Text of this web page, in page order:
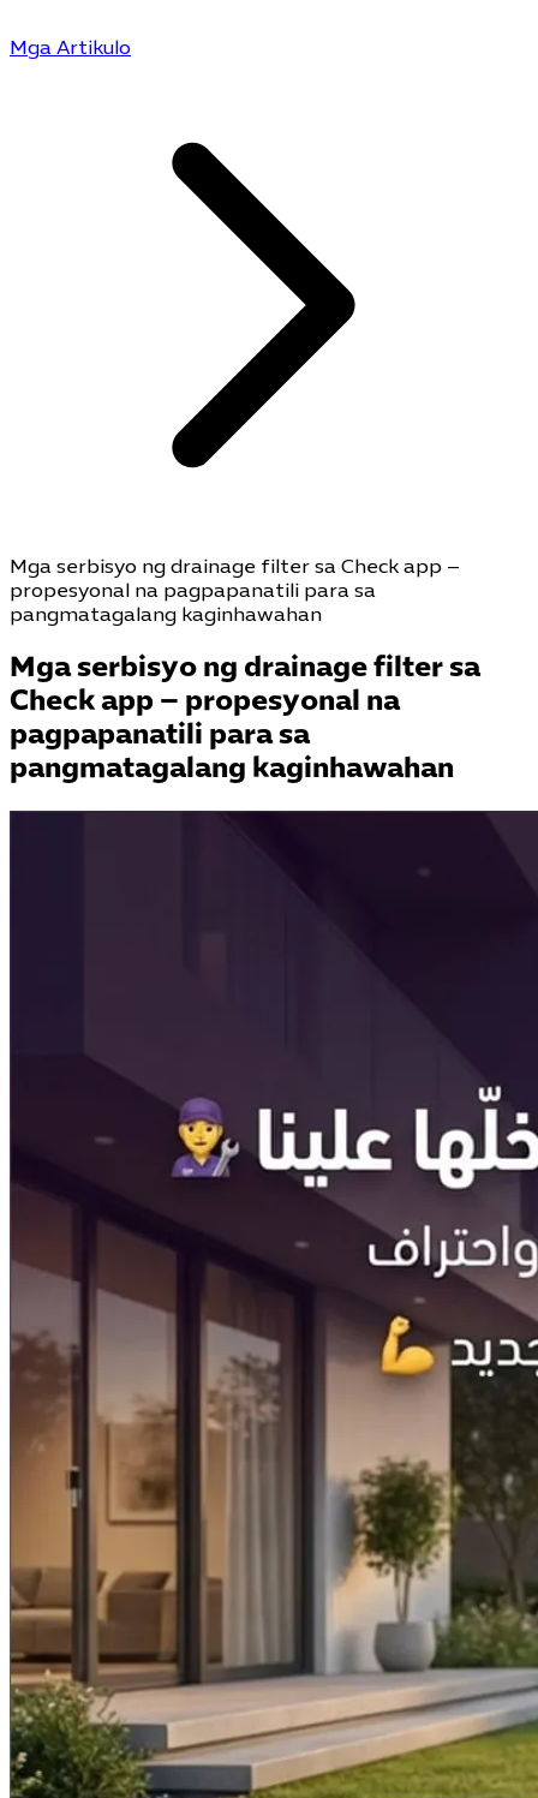
Mga Artikulo
Mga serbisyo ng drainage filter sa Check app –
propesyonal na pagpapanatili para sa
pangmatagalang kaginhawahan
Mga serbisyo ng drainage filter sa
Check app – propesyonal na
pagpapanatili para sa
pangmatagalang kaginhawahan